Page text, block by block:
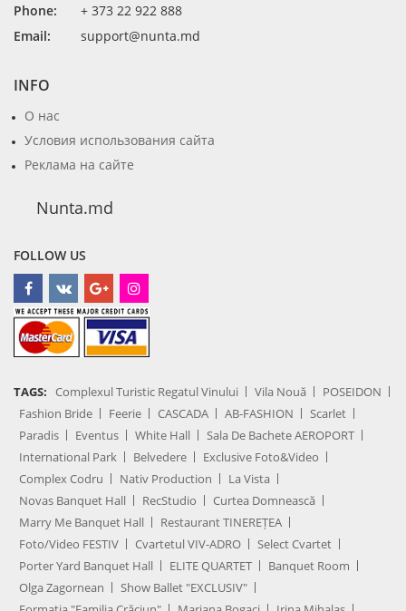
Phone:
+ 373 22 922 888
Email:
support@nunta.md
INFO
О нас
Условия использования сайта
Реклама на сайте
Nunta.md
FOLLOW US
TAGS: Complexul Turistic Regatul Vinului Vila Nouă
POSEIDON
Fashion Bride
Feerie CASCADA AB-FASHION
Scarlet
Paradis
Eventus White Hall
Sala De Bachete AEROPORT
International Park
Belvedere
Exclusive Foto&Video
Complex Codru
Nativ Production
La Vista
Novas Banquet Hall
RecStudio
Curtea Domnească
Marry Me Banquet Hall
Restaurant TINEREȚEA
Foto/Video FESTIV
Cvartetul VIV-ADRO
Select Cvartet
Porter Yard Banquet Hall
ELITE QUARTET
Banquet Room
Olga Zagornean
Show Ballet "EXCLUSIV"